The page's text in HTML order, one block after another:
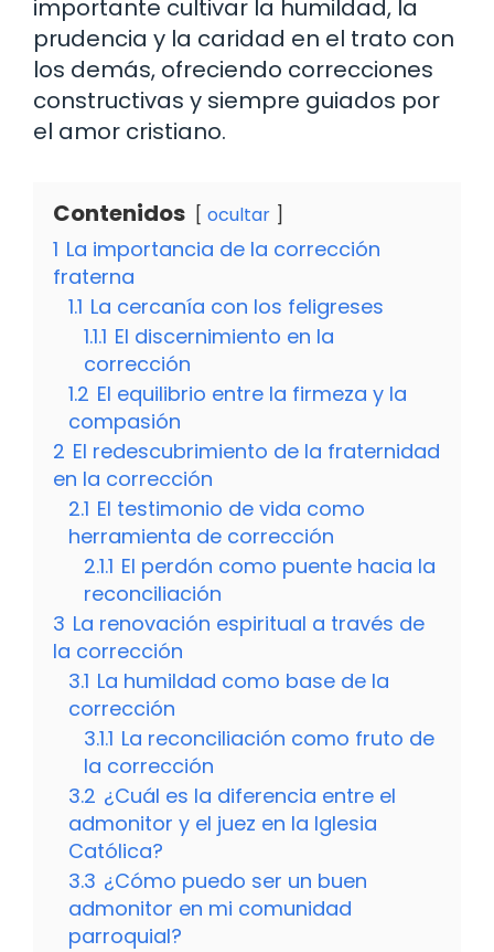
importante cultivar la humildad, la
prudencia y la caridad en el trato con
los demás, ofreciendo correcciones
constructivas y siempre guiados por
el amor cristiano.
Contenidos ocultar
1 La importancia de la corrección
fraterna
1.1 La cercanía con los feligreses
1.1.1 El discernimiento en la
corrección
1.2 El equilibrio entre la firmeza y la
compasión
2 El redescubrimiento de la fraternidad
en la corrección
2.1 El testimonio de vida como
herramienta de corrección
2.1.1 El perdón como puente hacia la
reconciliación
3 La renovación espiritual a través de
la corrección
3.1 La humildad como base de la
corrección
3.1.1 La reconciliación como fruto de
la corrección
3.2 ¿Cuál es la diferencia entre el
admonitor y el juez en la Iglesia
Católica?
3.3 ¿Cómo puedo ser un buen
admonitor en mi comunidad
parroquial?